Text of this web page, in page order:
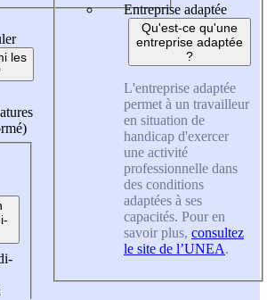
les
Entreprise adaptée
Qu'est-ce qu'une
entreprise adaptée
?
L'entreprise adaptée
permet à un travailleur
en situation de
handicap d'exercer
une activité
professionnelle dans
des conditions
adaptées à ses
capacités. Pour en
savoir plus, consultez
le site de l’UNEA.